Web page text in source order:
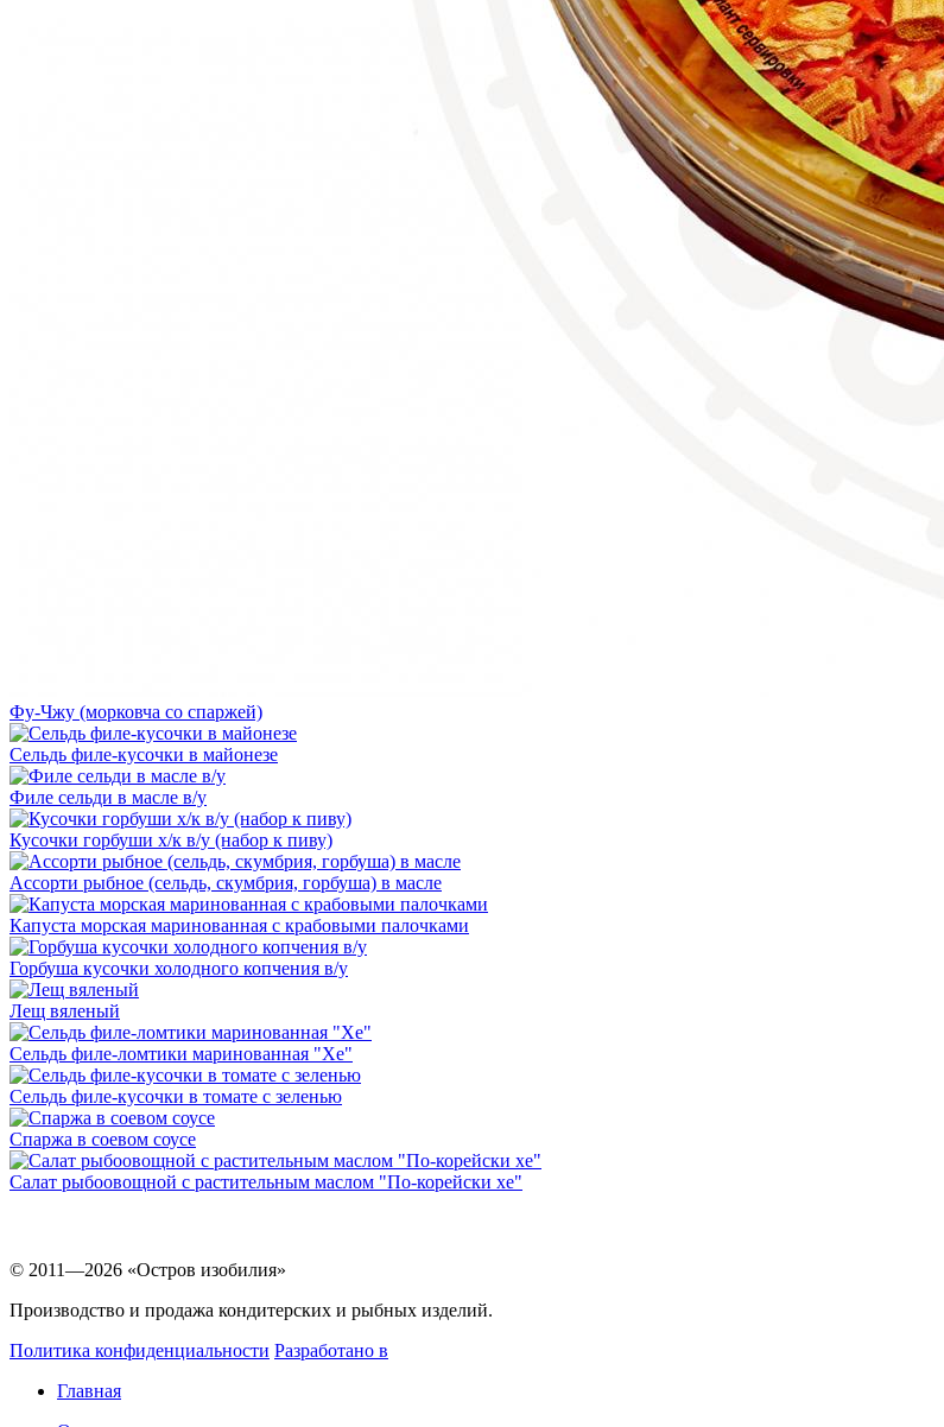
Фу-Чжу (морковча со спаржей)
Сельдь филе-кусочки в майонезе
Филе сельди в масле в/у
Кусочки горбуши х/к в/у (набор к пиву)
Ассорти рыбное (сельдь, скумбрия, горбуша) в масле
Капуста морская маринованная с крабовыми палочками
Горбуша кусочки холодного копчения в/у
Лещ вяленый
Сельдь филе-ломтики маринованная "Хе"
Сельдь филе-кусочки в томате с зеленью
Спаржа в соевом соусе
Салат рыбоовощной с растительным маслом "По-корейски хе"
© 2011—2026 «Остров изобилия»
Производство и продажа кондитерских и рыбных изделий.
Политика конфиденциальности Разработано в
Главная